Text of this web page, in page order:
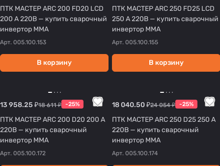
ПТК МАСТЕР ARC 200 FD20 LCD
200 А 220В — купить сварочный
инвертор MMA
Арт. 005.100.153
В корзину
ПТК МАСТЕР ARC 250 FD25 LCD
250 А 220В — купить сварочный
инвертор MMA
Арт. 005.100.155
В корзину
13 958.25 ₽18 611 ₽ -25%
ПТК МАСТЕР ARC 200 D20 200 А
220В — купить сварочный
инвертор MMA
Арт. 005.100.172
18 040.50 ₽24 054 ₽ -25%
ПТК МАСТЕР ARC 250 D25 250 А
220В — купить сварочный
инвертор MMA
Арт. 005.100.174